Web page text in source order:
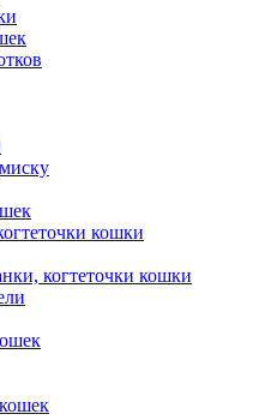
кошки
когтеточки кошки